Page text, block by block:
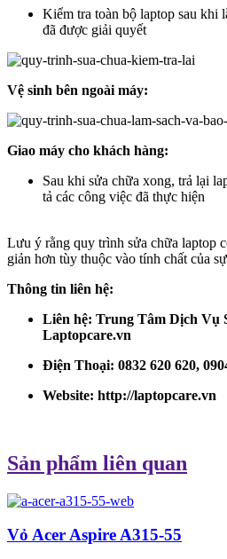
Kiểm tra toàn bộ laptop sau khi
đã được giải quyết
Vệ sinh bên ngoài máy:
Giao máy cho khách hàng:
Sau khi sửa chữa xong, trả lại
tả các công việc đã thực hiện
Lưu ý rằng quy trình sửa chữa laptop
giản hơn tùy thuộc vào tính chất của
Thông tin liên hệ:
Liên hệ: Trung Tâm Dịch Vụ
Laptopcare.vn
Điện Thoại: 0832 620 620,
Website: http://laptopcare.vn
Sản phẩm liên quan
Vỏ Acer Aspire A315-55